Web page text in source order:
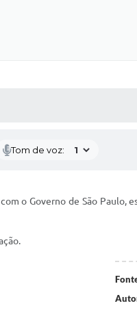
Tom de voz:
o Governo de São Paulo,